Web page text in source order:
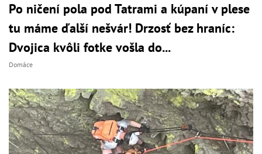
Po ničení pola pod Tatrami a kúpaní v plese
tu máme ďalší nešvár! Drzosť bez hraníc:
Dvojica kvôli fotke vošla do...
Domáce